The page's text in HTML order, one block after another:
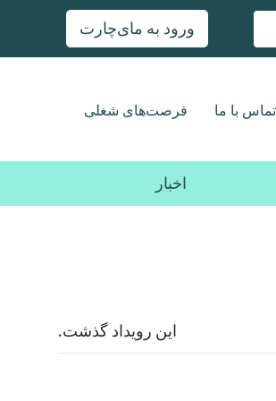
ورود به مای‌چارت
تماس با ما فرصت‌های شغلی
اخبار
این رویداد گذشت.